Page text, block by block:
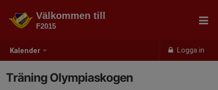
Kalender Logga in
Välkommen till
F2015
Träning Olympiaskogen